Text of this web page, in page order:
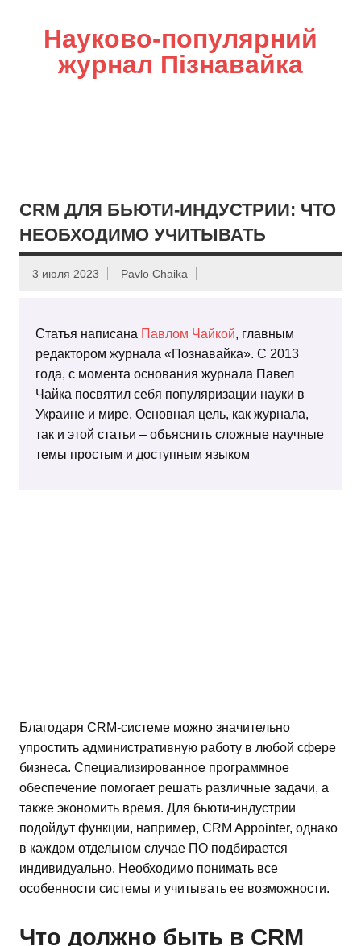
Науково-популярний
журнал Пізнавайка
CRM ДЛЯ БЬЮТИ-ИНДУСТРИИ: ЧТО
НЕОБХОДИМО УЧИТЫВАТЬ
3 июля 2023 Pavlo Chaika
Статья написана Павлом Чайкой, главным
редактором журнала «Познавайка». С 2013
года, с момента основания журнала Павел
Чайка посвятил себя популяризации науки в
Украине и мире. Основная цель, как журнала,
так и этой статьи – объяснить сложные научные
темы простым и доступным языком
Благодаря CRM-системе можно значительно
упростить административную работу в любой сфере
бизнеса. Специализированное программное
обеспечение помогает решать различные задачи, а
также экономить время. Для бьюти-индустрии
подойдут функции, например, CRM Appointer, однако
в каждом отдельном случае ПО подбирается
индивидуально. Необходимо понимать все
особенности системы и учитывать ее возможности.
Что должно быть в CRM